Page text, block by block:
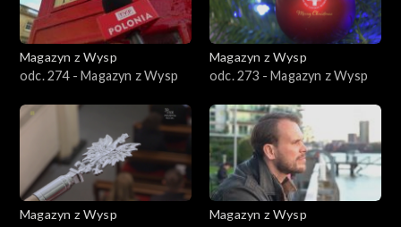
Magazyn z Wysp
odc. 274 - Magazyn z Wysp
Magazyn z Wysp
odc. 273 - Magazyn z Wysp
Magazyn z Wysp
Magazyn z Wysp